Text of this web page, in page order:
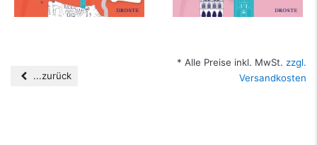
...zurück
* Alle Preise inkl. MwSt. zzgl.
Versandkosten